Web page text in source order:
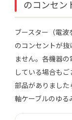
のコンセン
ブースター（電波
のコンセントが抜
ません。各機器
している場合も
部品がありました
軸ケーブルのゆる